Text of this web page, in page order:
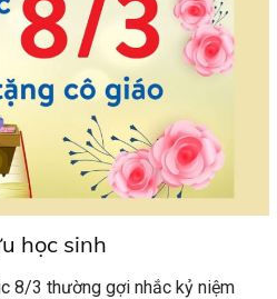
học sinh
8/3 thường gợi nhắc kỷ niệm